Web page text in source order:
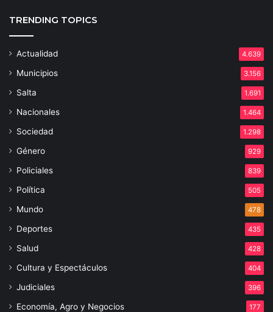
TRENDING TOPICS
Actualidad 4.639
Municipios 3.156
Salta 1.691
Nacionales 1.464
Sociedad 1.298
Género 929
Policiales 839
Política 505
Mundo 478
Deportes 435
Salud 428
Cultura y Espectáculos 404
Judiciales 396
Economía, Agro y Negocios 177